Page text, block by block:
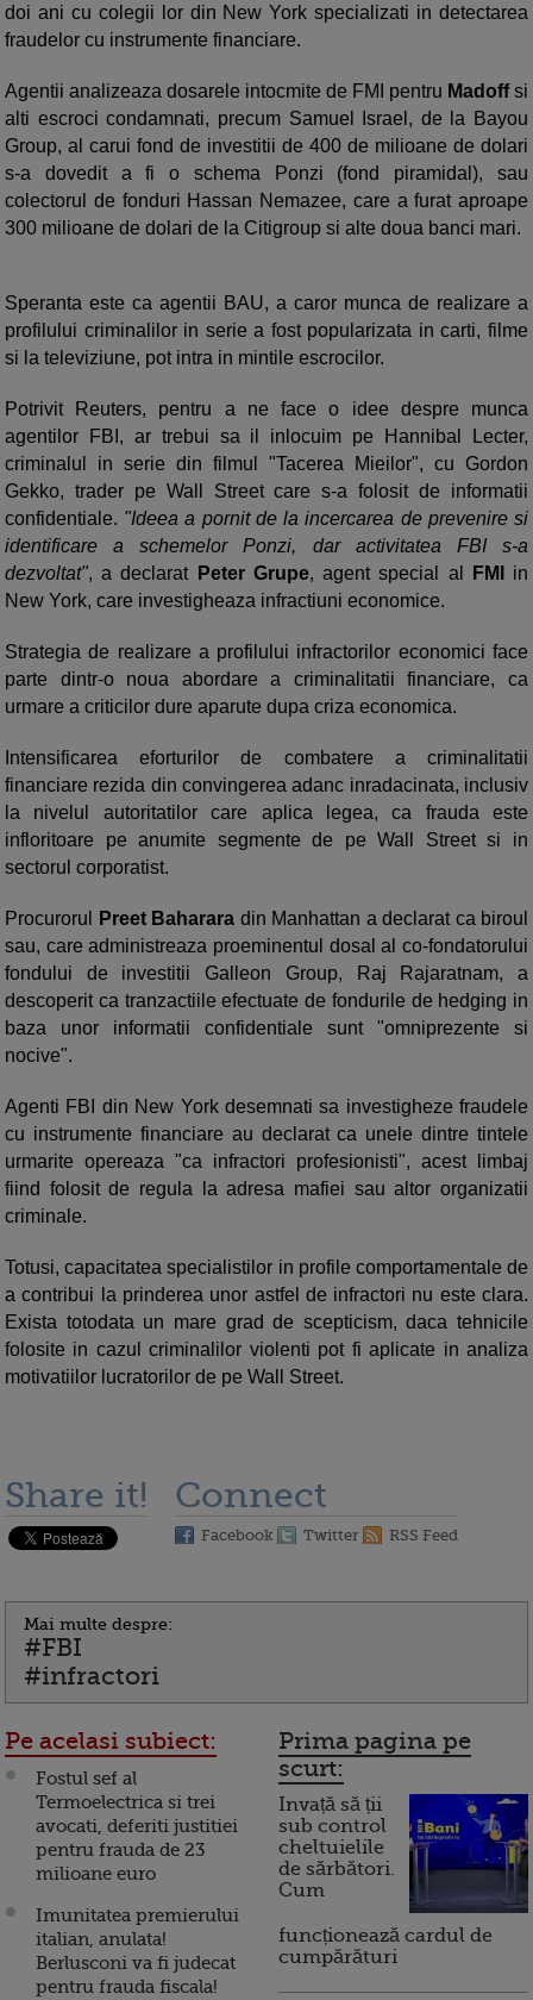
doi ani cu colegii lor din New York specializati in detectarea
fraudelor cu instrumente financiare.
Agentii analizeaza dosarele intocmite de FMI pentru Madoffsi
alti escroci condamnati, precum Samuel Israel, de la Bayou
Group, al carui fond de investitii de 400 de milioane de dolari
s-a dovedit a fi o schema Ponzi (fond piramidal), sau
colectorul de fonduri Hassan Nemazee, care a furat aproape
300 milioane de dolari de la Citigroup si alte doua banci mari.
Speranta este ca agentii BAU, a caror munca de realizare a
profilului criminalilor in serie a fost popularizata in carti, filme
si la televiziune, pot intra in mintile escrocilor.
Potrivit Reuters, pentru a ne face o idee despre munca
agentilor FBI, ar trebui sa il inlocuim pe Hannibal Lecter,
criminalul in serie din filmul "Tacerea Mieilor", cu Gordon
Gekko, trader pe Wall Street care s-a folosit de informatii
confidentiale. "Ideea a pornit de la incercarea de prevenire si
identificare a schemelor Ponzi, dar activitatea FBI s-a
dezvoltat", a declarat Peter Grupe, agent special al FMI
in
New York, care investigheaza infractiuni economice.
Strategia de realizare a profilului infractorilor economici face
parte dintr-o noua abordare a criminalitatii financiare, ca
urmare a criticilor dure aparute dupa criza economica.
Intensificarea eforturilor de combatere a criminalitatii
financiare rezida din convingerea adanc inradacinata, inclusiv
la nivelul autoritatilor care aplica legea, ca frauda este
infloritoare pe anumite segmente de pe Wall Street si in
sectorul corporatist.
Procurorul Preet Baharara din Manhattan a declarat ca biroul
sau, care administreaza proeminentul dosal al co-fondatorului
fondului de investitii Galleon Group, Raj Rajaratnam, a
descoperit ca tranzactiile efectuate de fondurile de hedging in
baza unor informatii confidentiale sunt "omniprezente si
nocive".
Agenti FBI din New York desemnati sa investigheze fraudele
cu instrumente financiare au declarat ca unele dintre tintele
urmarite opereaza "ca infractori profesionisti", acest limbaj
fiind folosit de regula la adresa mafiei sau altor organizatii
criminale.
Totusi, capacitatea specialistilor in profile comportamentale de
a contribui la prinderea unor astfel de infractori nu este clara.
Exista totodata un mare grad de scepticism, daca tehnicile
folosite in cazul criminalilor violenti pot fi aplicate in analiza
motivatiilor lucratorilor de pe Wall Street.
Share it! Connect
Facebook Twitter RSS Feed
Mai multe despre:
#FBI
#infractori
Pe acelasi subiect:
Fostul sef al
Termoelectrica si trei
avocati, deferiti justitiei
pentru frauda de 23
milioane euro
Imunitatea premierului
italian, anulata!
Berlusconi va fi judecat
pentru frauda fiscala!
Prima pagina pe
scurt:
Invață să ții
sub control
cheltuielile
de sărbători.
Cum
funcționează cardul de
cumpărături